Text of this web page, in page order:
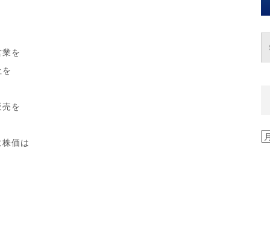
を
を
価は
過